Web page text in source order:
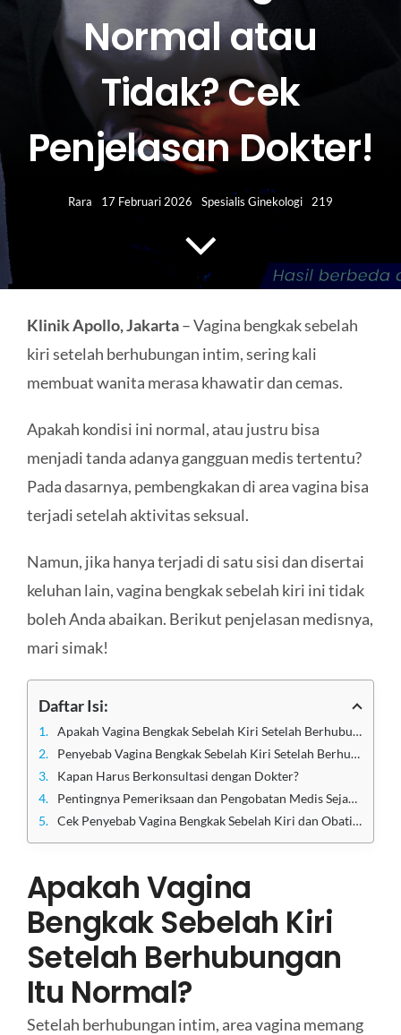
HUBUNGI KAMI
Search
Normal atau
Tidak? Cek
Penjelasan Dokter!
Rara 17 Februari 2026 Spesialis Ginekologi 219
Klinik Apollo, Jakarta– Vagina bengkak sebelah
kiri setelah berhubungan intim, sering kali
membuat wanita merasa khawatir dan cemas.
Apakah kondisi ini normal, atau justru bisa
menjadi tanda adanya gangguan medis tertentu?
Pada dasarnya, pembengkakan di area vagina bisa
terjadi setelah aktivitas seksual.
Namun, jika hanya terjadi di satu sisi dan disertai
keluhan lain, vagina bengkak sebelah kiri ini tidak
boleh Anda abaikan. Berikut penjelasan medisnya,
mari simak!
Daftar Isi:
Apakah Vagina Bengkak Sebelah Kiri Setelah Berhubungan Itu Normal?
Penyebab Vagina Bengkak Sebelah Kiri Setelah Berhubungan
Kapan Harus Berkonsultasi dengan Dokter?
Pentingnya Pemeriksaan dan Pengobatan Medis Sejak Dini
Cek Penyebab Vagina Bengkak Sebelah Kiri dan Obati di Klinik Apollo Jakarta
Apakah Vagina
Bengkak Sebelah Kiri
Setelah Berhubungan
Itu Normal?
Setelah berhubungan intim, area vagina memang